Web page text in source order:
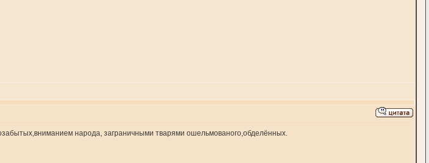
народа, заграничными тварями ошельмованого,обделённых.